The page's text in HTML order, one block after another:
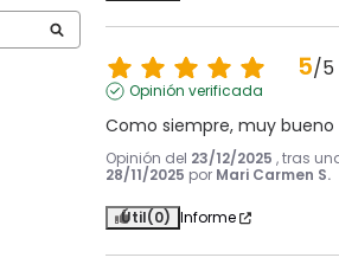
5/5
Opinión verificada
Como siempre, muy bueno
Opinión del 23/12/2025 , tras
28/11/2025 por Mari Carmen S.
Útil(0) Informe